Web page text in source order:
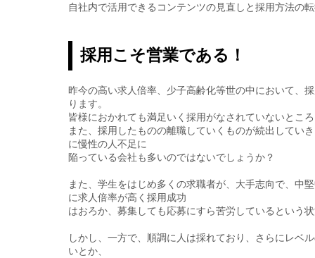
自社内で活用できるコンテンツの見直しと採用方法の
採用こそ営業である！
昨今の高い求人倍率、少子高齢化等世の中において、
ります。
皆様におかれても満足いく採用がなされていないとこ
また、採用したものの離職していくものが続出してい
に慢性の人不足に
陥っている会社も多いのではないでしょうか？
また、学生をはじめ多くの求職者が、大手志向で、中
に求人倍率が高く採用成功
はおろか、募集しても応募にすら苦労しているという
しかし、一方で、順調に人は採れており、さらにレベ
いとか、